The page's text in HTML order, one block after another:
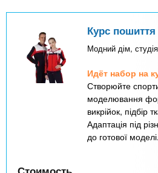
Курс
Модний дім,
Идёт набор на
Створюйте
моделювання
викрійок, підбір
Адаптація під
до готової моделі.